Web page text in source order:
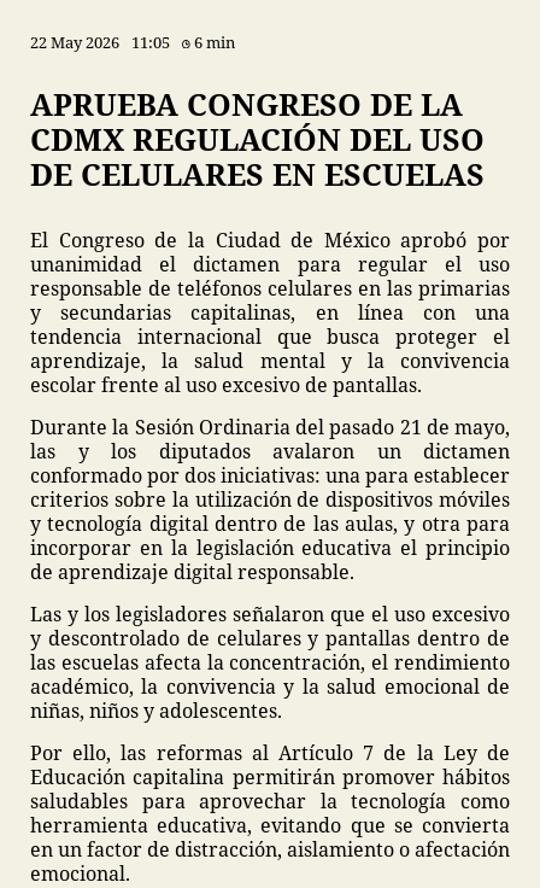
22 May 2026 11:05 6 min
APRUEBA CONGRESO DE LA
CDMX REGULACIÓN DEL USO
DE CELULARES EN ESCUELAS
El Congreso de la Ciudad de México aprobó por
unanimidad el dictamen para regular el uso
responsable de teléfonos celulares en las primarias
y secundarias capitalinas, en línea con una
tendencia internacional que busca proteger el
aprendizaje, la salud mental y la convivencia
escolar frente al uso excesivo de pantallas.
Durante la Sesión Ordinaria del pasado 21 de mayo,
las y los diputados avalaron un dictamen
conformado por dos iniciativas: una para establecer
criterios sobre la utilización de dispositivos móviles
y tecnología digital dentro de las aulas, y otra para
incorporar en la legislación educativa el principio
de aprendizaje digital responsable.
Las y los legisladores señalaron que el uso excesivo
y descontrolado de celulares y pantallas dentro de
las escuelas afecta la concentración, el rendimiento
académico, la convivencia y la salud emocional de
niñas, niños y adolescentes.
Por ello, las reformas al Artículo 7 de la Ley de
Educación capitalina permitirán promover hábitos
saludables para aprovechar la tecnología como
herramienta educativa, evitando que se convierta
en un factor de distracción, aislamiento o afectación
emocional.